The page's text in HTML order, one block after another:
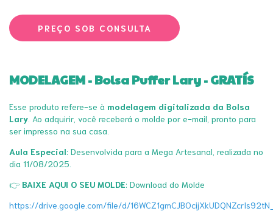
MODELAGEM - Bolsa Puffer Lary - GRATÍS
Esse produto refere-se à modelagem digitalizada da Bolsa
Lary . Ao adquirir, você receberá o molde por e-mail, pronto para
ser impresso na sua casa.
Aula Especial: Desenvolvida para a Mega Artesanal, realizada no
dia 11/08/2025.
👉 BAIXE AQUI O SEU MOLDE: Download do Molde
https://drive.google.com/file/d/